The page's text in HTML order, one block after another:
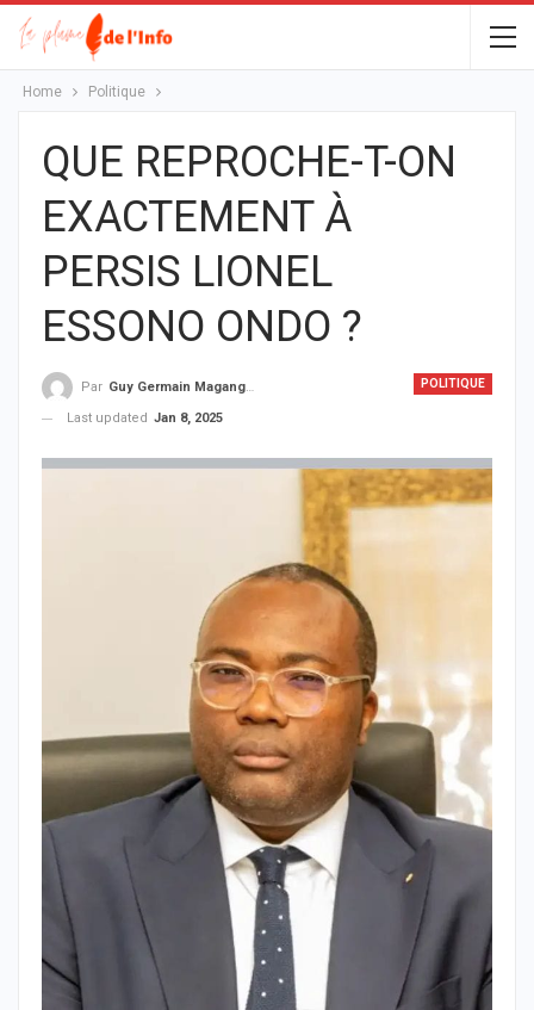
Home Politique
QUE REPROCHE-T-ON
EXACTEMENT À
PERSIS LIONEL
ESSONO ONDO ?
POLITIQUE
Par Guy Germain Maganga Nziengui
Last updated Jan 8, 2025